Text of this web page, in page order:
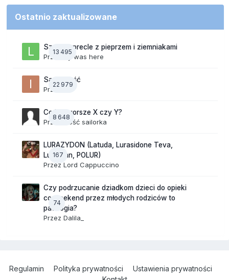
Ostatnio zaktualizowane
13 495
Szalone precle z pieprzem i ziemniakami
Przez lily was here
22 979
Samotność
Przezixi
8 648
Co jest gorsze X czy Y?
Przez Gość sailorka
167
LURAZYDON (Latuda, Lurasidone Teva,
Lurobran, POLUR)
Przez Lord Cappuccino
74
Czy podrzucanie dziadkom dzieci do opieki
co weekend przez młodych rodziców to
patologia?
Przez Dalila_
Regulamin Polityka prywatności
Ustawienia prywatności